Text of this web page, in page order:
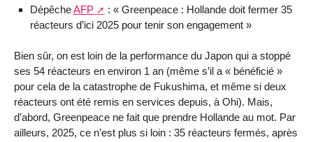
DépêcheAFP
: « Greenpeace : Hollande doit fermer 35
réacteurs d’ici 2025 pour tenir son engagement »
Bien sûr, on est loin de la performance du Japon qui a stoppé
ses 54 réacteurs en environ 1 an (même s’il a « bénéficié »
pour cela de la catastrophe de Fukushima, et même si deux
réacteurs ont été remis en services depuis, à Ohi). Mais,
d’abord, Greenpeace ne fait que prendre Hollande au mot. Par
ailleurs, 2025, ce n’est plus si loin : 35 réacteurs fermés, après